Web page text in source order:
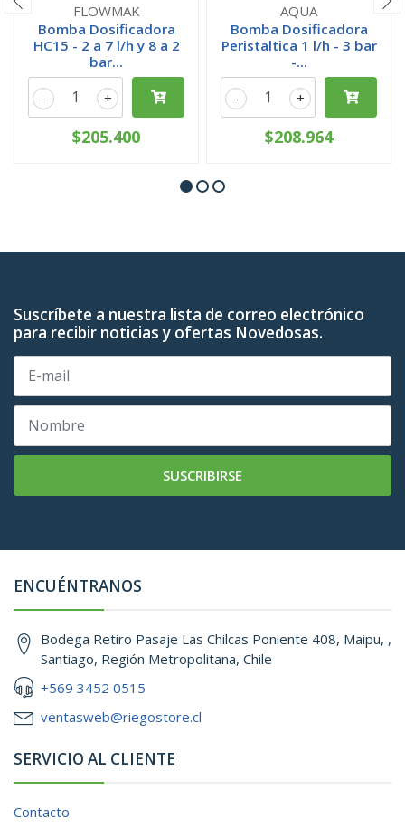
FLOWMAK
Bomba Dosificadora
HC15 - 2 a 7 l/h y 8 a 2
bar...
+
-
$205.400
AQUA
Bomba Dosificadora
Peristaltica 1 l/h - 3 bar
-...
+
-
$208.964
Suscríbete a nuestra lista de correo electrónico
para recibir noticias y ofertas Novedosas.
SUSCRIBIRSE
ENCUÉNTRANOS
Bodega Retiro Pasaje Las Chilcas Poniente 408, Maipu, ,
Santiago, Región Metropolitana, Chile
+569 3452 0515
ventasweb@riegostore.cl
SERVICIO AL CLIENTE
Contacto